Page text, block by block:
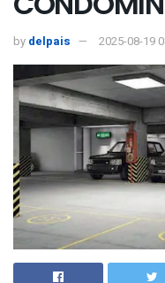
by delpais 2025-08-19